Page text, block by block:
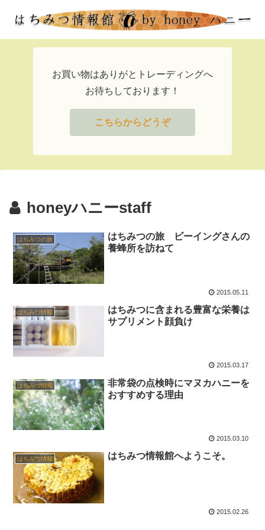
お買い物はありがとトレーディングへ
お待ちしております！
こちらからどうぞ
honeyハニーstaff
はちみつの旅
はちみつの旅 ビーイングさんの
養蜂所を訪ねて
2015.05.11
はちみつ情報
はちみつに含まれる豊富な栄養は
サプリメント顔負け
2015.03.17
はちみつ情報
非常袋の点検時にマヌカハニーを
おすすめする理由
2015.03.10
はちみつ情報 はちみつ情報館へようこそ。
2015.02.26